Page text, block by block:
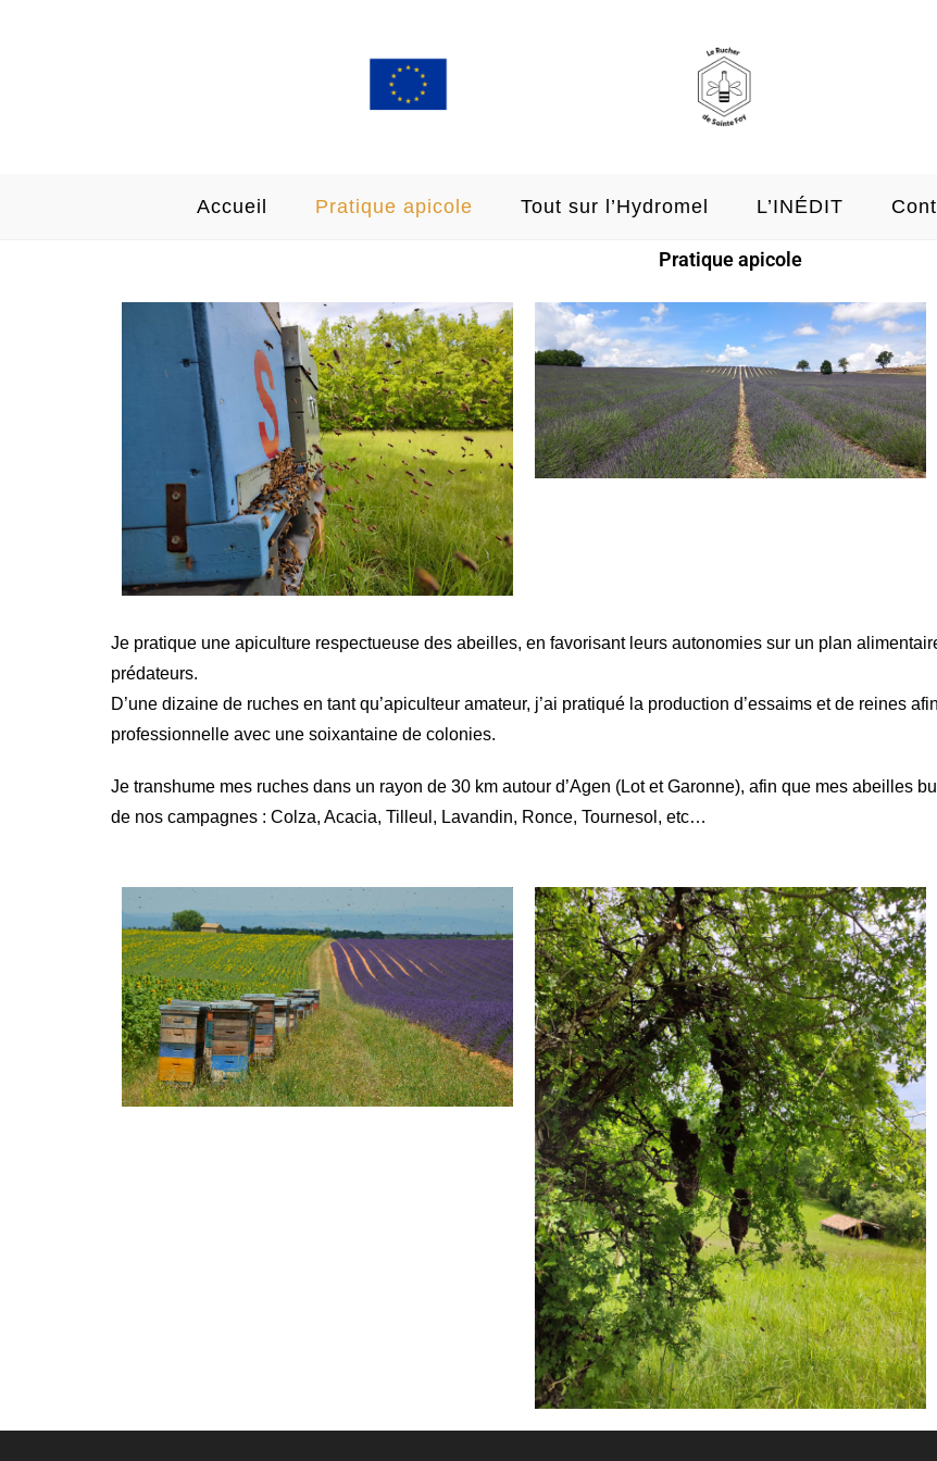
Accueil Pratique apicole Tout sur l’Hydromel L’INÉDIT
Pratique apicole
Je pratique une apiculture respectueuse des abeilles, en favorisant leurs autonomies sur un plan
prédateurs.
D’une dizaine de ruches en tant qu’apiculteur amateur, j’ai pratiqué la production d’essaims et de reines
professionnelle avec une soixantaine de colonies.
Je transhume mes ruches dans un rayon de 30 km autour d’Agen (Lot et Garonne), afin que mes abeilles
de nos campagnes : Colza, Acacia, Tilleul, Lavandin, Ronce, Tournesol, etc…